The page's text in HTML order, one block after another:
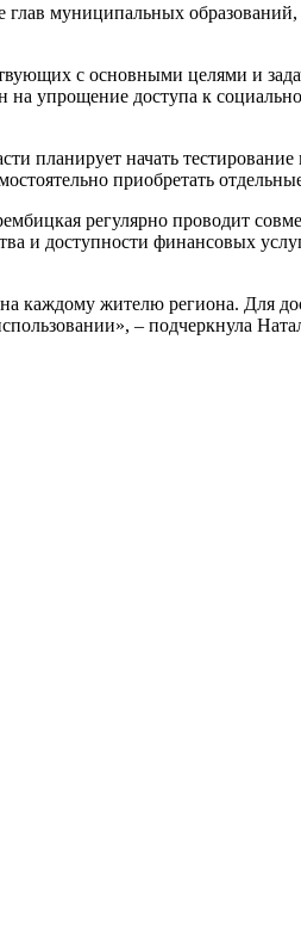
муниципальных образований,
с основными целями и
упрощение доступа к
планирует начать
приобретать
регулярно проводит
и доступности финансовых
жителю региона. Для
– подчеркнула